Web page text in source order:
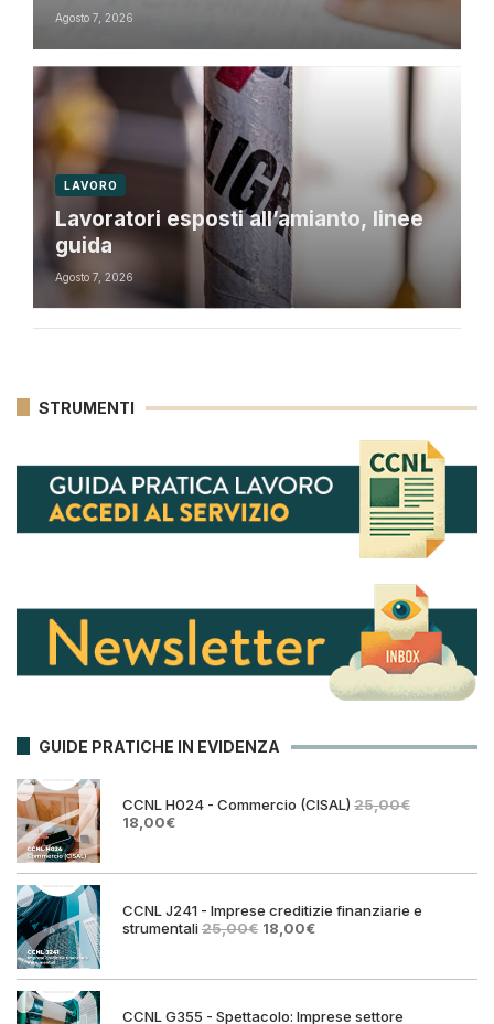
Agosto 7, 2026
LAVORO
Lavoratori esposti all’amianto, linee
guida
Agosto 7, 2026
STRUMENTI
GUIDE PRATICHE IN EVIDENZA
CCNL H024 - Commercio (CISAL) 25,00€
Il
era:
18,00€Il
è:
CCNL J241 - Imprese creditizie finanziarie e
strumentali25,00€ Il
era:
18,00€Il
è:
CCNL G355 - Spettacolo: Imprese settore